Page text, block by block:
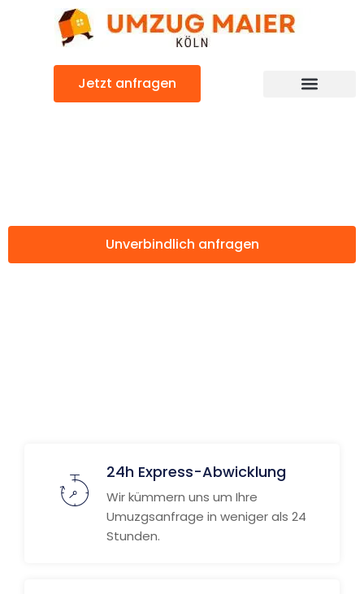
Jetzt anfragen
Unverbindlich anfragen
24h Express-Abwicklung
Wir kümmern uns um Ihre
Umuzgsanfrage in weniger als 24
Stunden.